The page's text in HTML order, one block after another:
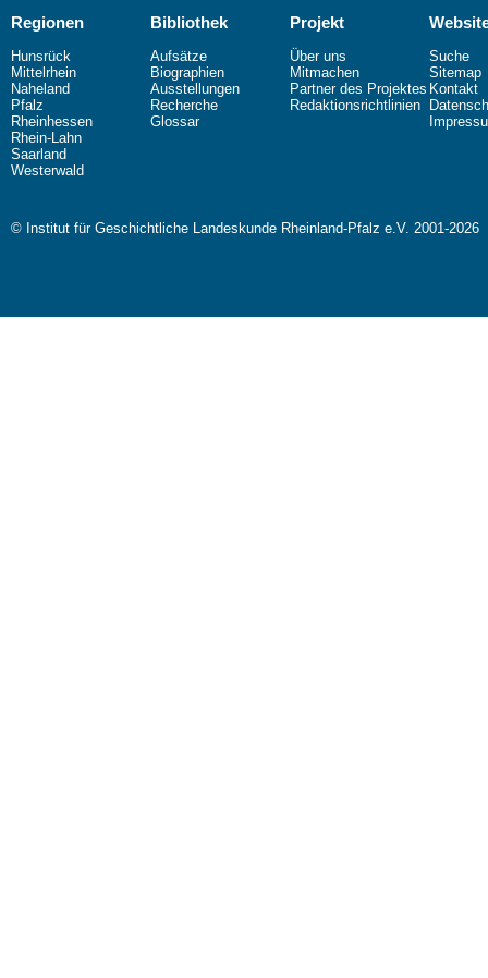
Regionen
Hunsrück
Mittelrhein
Naheland
Pfalz
Rheinhessen
Rhein-Lahn
Saarland
Westerwald
Bibliothek
Aufsätze
Biographien
Ausstellungen
Recherche
Glossar
Projekt
Über uns
Mitmachen
Partner des Projektes
Redaktionsrichtlinien
Suche
Sitemap
Kontakt
© Institut für Geschichtliche Landeskunde Rheinland-Pfalz e.V. 2001-2026